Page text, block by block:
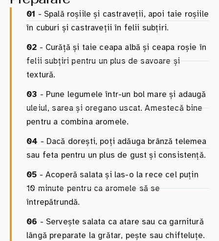
01 - Spală roșiile și castraveții, apoi taie roșiile
în cuburi și castraveții în felii subțiri.
02 - Curăță și taie ceapa albă și ceapa roșie în
felii subțiri pentru un plus de savoare și
textură.
03 - Pune legumele într-un bol mare și adaugă
uleiul, sarea și oregano uscat. Amestecă bine
pentru a combina aromele.
04 - Dacă dorești, poți adăuga brânză telemea
sau feta pentru un plus de gust și consistență.
05 - Acoperă salata și las-o la rece cel puțin
10 minute pentru ca aromele să se
întrepătrundă.
06 - Servește salata ca atare sau ca garnitură
lângă preparate la grătar, pește sau chifteluțe.